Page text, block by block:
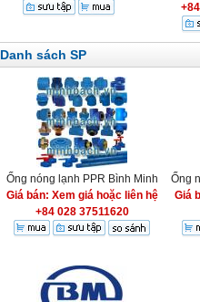
Danh sách SP
Ống nóng lạnh PPR Bình Minh
Giá bán: Xem giá hoặc liên hệ
+84 028 37511620
Ống
Giá